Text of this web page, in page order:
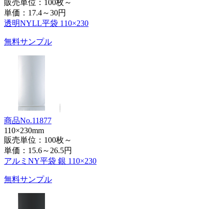
販売単位：100枚～
単価： 17.4～30円
透明NYLL平袋 110×230
無料サンプル
商品No.11877
110×230mm
販売単位：100枚～
単価： 15.6～26.5円
アルミNY平袋 銀 110×230
無料サンプル